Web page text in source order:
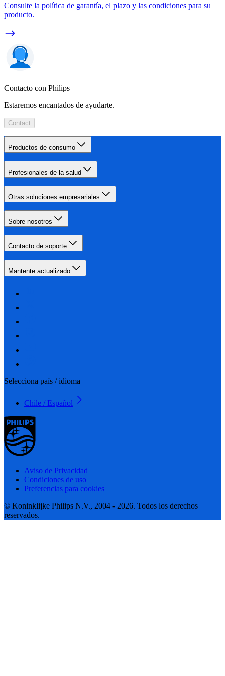
Consulte la política de garantía, el plazo y las condiciones para su
producto.
Contacto con Philips
Estaremos encantados de ayudarte.
Contact
Productos de consumo
Profesionales de la salud
Otras soluciones empresariales
Sobre nosotros
Contacto de soporte
Mantente actualizado
Selecciona país / idioma
Chile / Español
Aviso de Privacidad
Condiciones de uso
Preferencias para cookies
© Koninklijke Philips N.V., 2004 - 2026. Todos los derechos
reservados.